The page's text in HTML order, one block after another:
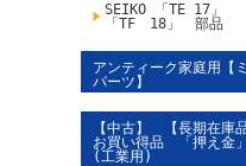
SEIKO 「TE 17」
「TF 18」 部品
アンティーク家庭用【
パーツ】
【中古】 【長期在庫
お買い得品 「押え金
(工業用)